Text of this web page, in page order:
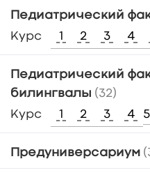
Педиатрический
Курс
1 2 3 4
Педиатрический
билингвалы (32)
Курс
1 2 3 4 5
Предуниверсариум